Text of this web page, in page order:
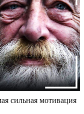
сильная мотивация